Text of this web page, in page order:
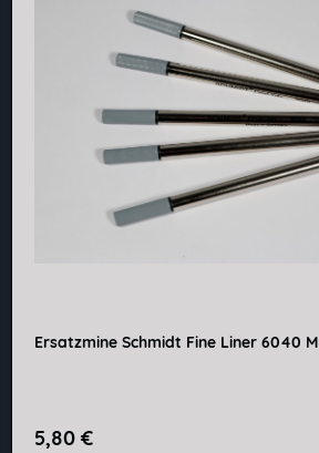
Ersatzmine Schmidt Fine Liner 6040 M
5,80 €